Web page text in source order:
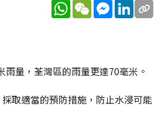
WhatsApp
WeChatMessenger
LinkedIn
量，荃灣區的雨量更達70毫米。
取適當的預防措施，防止水浸可能